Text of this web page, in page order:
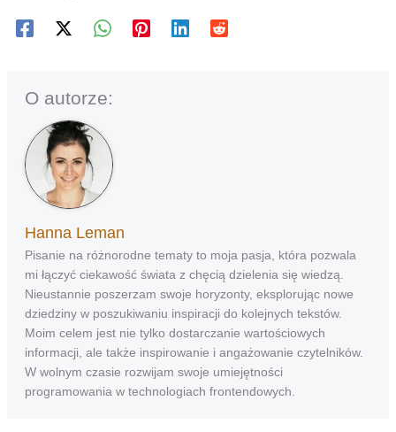
O autorze:
Hanna Leman
Pisanie na różnorodne tematy to moja pasja, która pozwala
mi łączyć ciekawość świata z chęcią dzielenia się wiedzą.
Nieustannie poszerzam swoje horyzonty, eksplorując nowe
dziedziny w poszukiwaniu inspiracji do kolejnych tekstów.
Moim celem jest nie tylko dostarczanie wartościowych
informacji, ale także inspirowanie i angażowanie czytelników.
W wolnym czasie rozwijam swoje umiejętności
programowania w technologiach frontendowych.